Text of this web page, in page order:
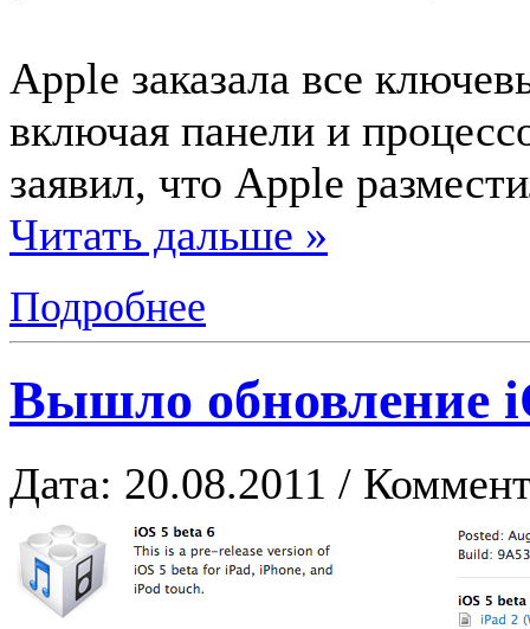
Apple заказала все
включая панели и
заявил, что Apple
Читать дальше »
Подробнее
Вышло обновление
Дата: 20.08.2011 /